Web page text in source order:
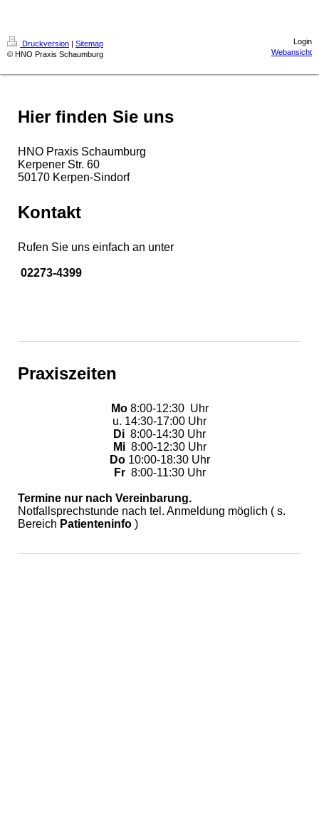
Druckversion | Sitemap
© HNO Praxis Schaumburg
Login
Webansicht
Hier finden Sie uns
HNO Praxis Schaumburg
Kerpener Str. 60
50170 Kerpen-Sindorf
Kontakt
Rufen Sie uns einfach an unter
02273-4399
Praxiszeiten
Mo8:00-12:30 Uhr
u. 14:30-17:00 Uhr
Di 8:00-14:30 Uhr
Mi 8:00-12:30 Uhr
Do10:00-18:30 Uhr
Fr8:00-11:30 Uhr
Termine nur nach Vereinbarung.
Notfallsprechstunde nach tel. Anmeldung möglich ( s.
Bereich Patienteninfo )